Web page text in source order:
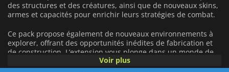
des structures et des créatures, ainsi que de nouveaux skins,
armes et capacités pour enrichir leurs stratégies de combat.
Ce pack propose également de nouveaux environnements à
explorer, offrant des opportunités inédites de fabrication et
de construction. L’extension vous plonge dans un monde de
créations tordues en incarnant l’alchimiste noir, revêtant la
Voir plus